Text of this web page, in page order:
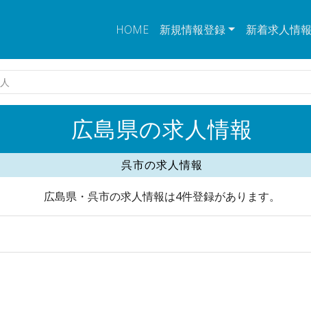
HOME 新規情報登録 新着求人情報
広島県の求人情報
呉市の求人情報
広島県・呉市の求人情報は4件登録があります。